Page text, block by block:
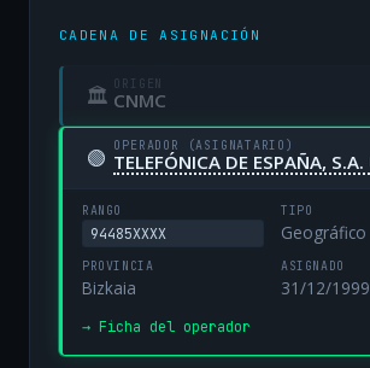
CADENA DE ASIGNACIÓN
🏛 ORIGEN
CNMC
🟢 OPERADOR (ASIGNATARIO)
RANGO
94485XXXX
TIPO
Geográfico
PROVINCIA
Bizkaia
ASIGNADO
31/12/1999
→ Ficha del operador